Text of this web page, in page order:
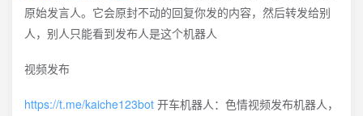
原始发言人。它会原封不动的回复你发的内容，然后转发给别
人，别人只能看到发布人是这个机器人
视频发布
https://t.me/kaiche123bot 开车机器人：色情视频发布机器人，